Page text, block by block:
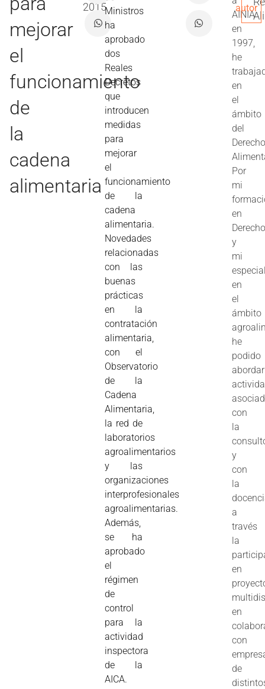
mejorar
el
funcionamiento
de
la
cadena
alimentaria
2015Ministros
ha
aprobado
dos
Reales
Decretos
que
introducen
medidas
para
mejorar
el
funcionamiento
de la
cadena
alimentaria.
Novedades
relacionadas
con las
buenas
prácticas
en la
contratación
alimentaria,
con el
Observatorio
de la
Cadena
Alimentaria,
la red de
laboratorios
agroalimentarios
y las
organizaciones
interprofesionales
agroalimentarias.
Además,
se ha
aprobado
el
régimen
de
control
para la
actividad
inspectora
de la
AICA.
AINIA
en
1997,
he
en
el
ámbito
del
Por
mi
en
y
mi
en
el
ámbito
he
podido
abordar
con
la
y
con
la
a
través
la
en
en
con
de
autor